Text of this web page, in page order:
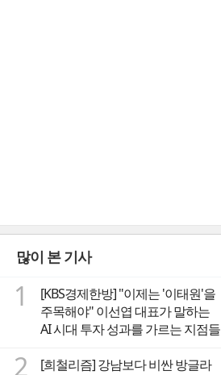
많이 본 기사
1
[KBS경제한방] "이제는 '이태원'을
주목해야" 이선엽 대표가 말하는
AI 시대 투자 성과를 가르는 지점들
2
[희철리즘] 강남보다 비싼 방글라